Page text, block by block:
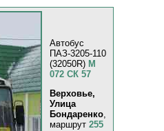
Автобус
ПАЗ-3205-110
(32050R) М
072 СК 57
Верховье,
Улица
Бондаренко,
маршрут 255